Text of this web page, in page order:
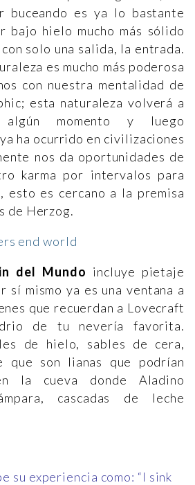
buceando es ya lo bastante
bajo hielo mucho más sólido
solo una salida, la entrada.
es mucho más poderosa
con nuestra mentalidad de
esta naturaleza volverá a
algún momento y luego
ha ocurrido en civilizaciones
nos da oportunidades de
karma por intervalos para
esto es cercano a la premisa
de Herzog.
del Mundo incluye pietaje
sí mismo ya es una ventana a
que recuerdan a Lovecraft
de tu nevería favorita.
de hielo, sables de cera,
que son lianas que podrían
la cueva donde Aladino
cascadas de leche
su experiencia como: “I sink